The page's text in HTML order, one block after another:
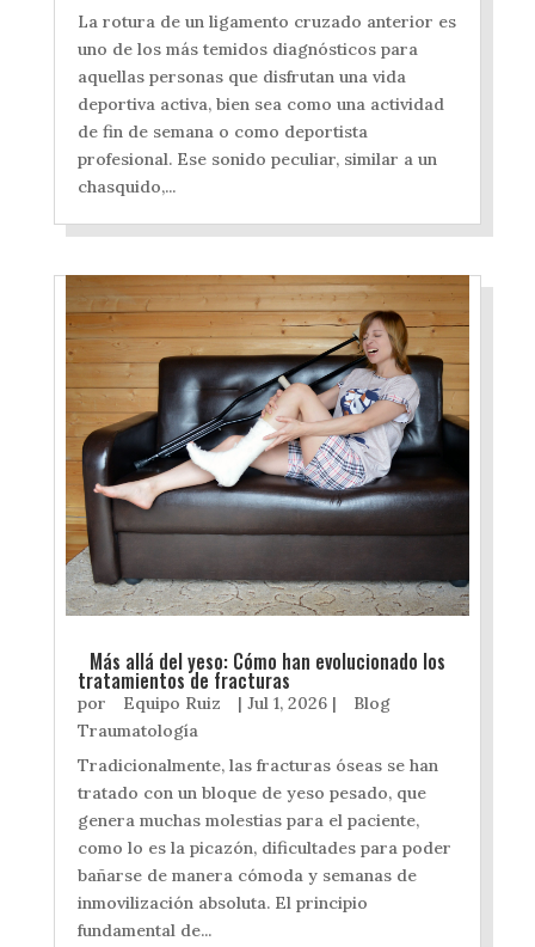
La rotura de un ligamento cruzado anterior es
uno de los más temidos diagnósticos para
aquellas personas que disfrutan una vida
deportiva activa, bien sea como una actividad
de fin de semana o como deportista
profesional. Ese sonido peculiar, similar a un
chasquido,...
Más allá del yeso: Cómo han evolucionado los
tratamientos de fracturas
por Equipo Ruiz | Jul 1, 2026|
Blog
Traumatología
Tradicionalmente, las fracturas óseas se han
tratado con un bloque de yeso pesado, que
genera muchas molestias para el paciente,
como lo es la picazón, dificultades para poder
bañarse de manera cómoda y semanas de
inmovilización absoluta. El principio
fundamental de...